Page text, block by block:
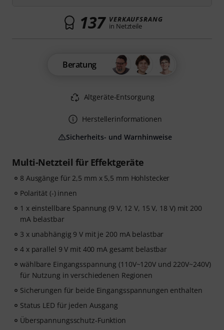
Multi-Netzteil für Effektgeräte
8 Ausgänge für 2,5 mm x 5,5 mm Hohlstecker
Polarität (-) innen
1 x einstellbare Spannung (9 V, 12 V, 15 V, 18 V) mit 200
mA belastbar
3 x unabhängig 9 V mit je 200 mA belastbar
4 x parallel 9 V mit 400 mA gesamt belastbar
wählbare Eingangsspannung (110V~120V und 220V~240V)
für Nutzung in verschiedenen Regionen
Sicherungen für beide Eingangsspannungen enthalten
Status LED für jeden Ausgang
Überspannungsschutz-Funktion
137 VERKAUFSRANG
in Netzteile
Beratung
Altgeräte-Entsorgung
Herstellerinformationen
Sicherheits- und Warnhinweise